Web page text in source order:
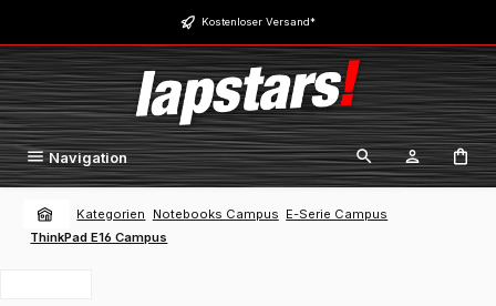
Zum Hauptinhalt springen Kostenloser Versand*
Navigation
Kategorien Notebooks Campus E-Serie Campus
ThinkPad E16 Campus